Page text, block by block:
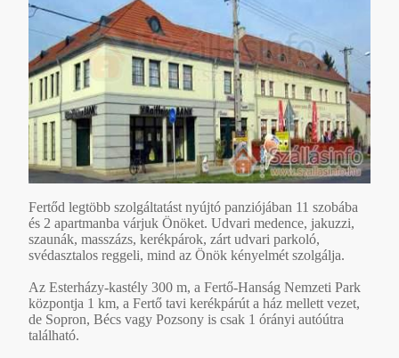
Fertőd legtöbb szolgáltatást nyújtó panziójában 11 szobába
és 2 apartmanba várjuk Önöket. Udvari medence, jakuzzi,
szaunák, masszázs, kerékpárok, zárt udvari parkoló,
svédasztalos reggeli, mind az Önök kényelmét szolgálja.
Az Esterházy-kastély 300 m, a Fertő-Hanság Nemzeti Park
központja 1 km, a Fertő tavi kerékpárút a ház mellett vezet,
de Sopron, Bécs vagy Pozsony is csak 1 órányi autóútra
található.